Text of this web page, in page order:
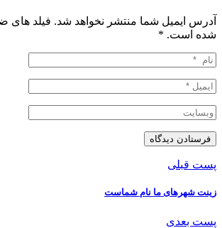
آدرس ایمیل شما منتشر نخواهد شد. فیلد
شده است. *
پست قبلی
زینت شهرهای ما نام شماست
پست بعدی